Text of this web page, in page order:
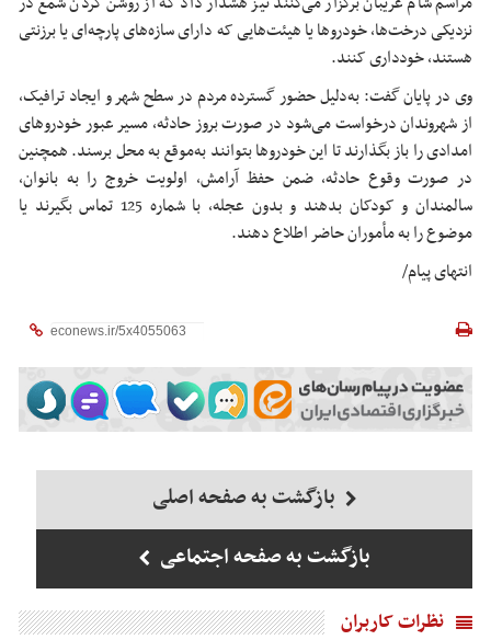
نزدیکی درخت‌ها، خودروها یا هیئت‌هایی که دارای سازه‌های پارچه‌ای یا برزنتی
هستند، خودداری کنند.
وی در پایان گفت: به‌دلیل حضور گسترده مردم در سطح شهر و ایجاد ترافیک،
از شهروندان درخواست می‌شود در صورت بروز حادثه، مسیر عبور خودروهای
امدادی را باز بگذارند تا این خودروها بتوانند به‌موقع به محل برسند. همچنین
در صورت وقوع حادثه، ضمن حفظ آرامش، اولویت خروج را به بانوان،
سالمندان و کودکان بدهند و بدون عجله، با شماره 125 تماس بگیرند یا
موضوع را به مأموران حاضر اطلاع دهند.
انتهای پیام/
بازگشت به صفحه اصلی
بازگشت به صفحه اجتماعی
نظرات کاربران